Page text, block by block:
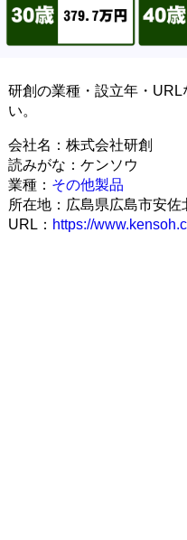
研創の業種・設立年・
い。
会社名：株式会社研創
読みがな：ケンソウ
業種： その他製品
所在地：広島県広島市安
URL： https://